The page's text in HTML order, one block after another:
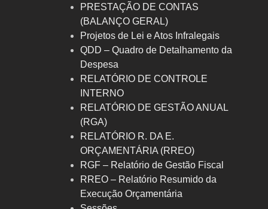
PRESTAÇÃO DE CONTAS
(BALANÇO GERAL)
Projetos de Lei e Atos Infralegais
QDD – Quadro de Detalhamento da
Despesa
RELATÓRIO DE CONTROLE
INTERNO
RELATÓRIO DE GESTÃO ANUAL
(RGA)
RELATÓRIO R. DA E.
ORÇAMENTÁRIA (RREO)
RGF – Relatório de Gestão Fiscal
RREO – Relatório Resumido da
Execução Orçamentária